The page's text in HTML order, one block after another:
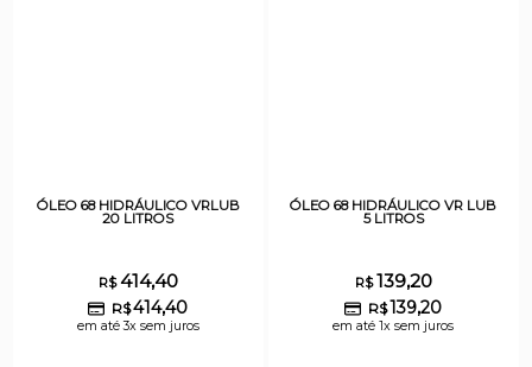
ÓLEO 68 HIDRÁULICO VRLUB
20 LITROS
R$414,40
R$414,40
em até 3x sem juros
ÓLEO 68 HIDRÁULICO VR LUB
5 LITROS
R$139,20
R$139,20
em até 1x sem juros